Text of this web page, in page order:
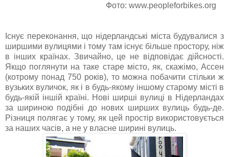
Фото: www.peopleforbikes.org
Існує переконання, що нідерландські міста будувалися з
ширшими вулицями і тому там існує більше простору, ніж
в інших країнах. Звичайно, це не відповідає дійсності.
Якщо поглянути на таке старе місто, як, скажімо, Ассен
(котрому понад 750 років), то можна побачити стільки ж
вузьких вуличок, як і в будь-якому іншому старому місті в
будь-якій іншій країні. Нові ширші вулиці в Нідерландах
за шириною подібні до нових ширших вулиць будь-де.
Різниця полягає у тому, як цей простір використовується
за наших часів, а не у власне ширині вулиць.